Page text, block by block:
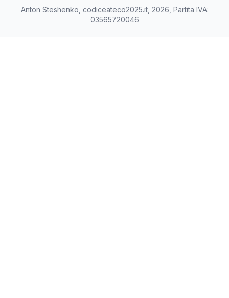
Anton Steshenko, codiceateco2025.it, 2026, Partita IVA:
03565720046